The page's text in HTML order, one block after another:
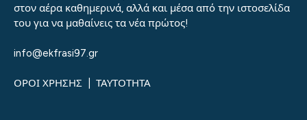
στον αέρα καθημερινά, αλλά και μέσα από την ιστοσελίδα
του για να μαθαίνεις τα νέα πρώτος!
info@ekfrasi97.gr
ΟΡΟΙ ΧΡΗΣΗΣ ΤΑΥΤΟΤΗΤΑ